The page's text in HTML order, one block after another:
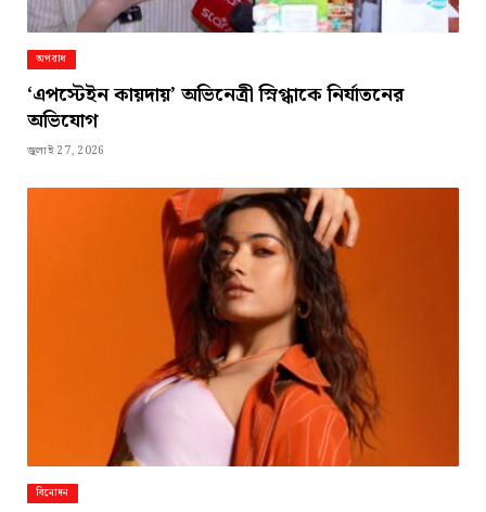
অপরাধ
‘এপস্টেইন কায়দায়’ অভিনেত্রী স্নিগ্ধাকে নির্যাতনের
অভিযোগ
জুলাই 27, 2026
বিনোদন